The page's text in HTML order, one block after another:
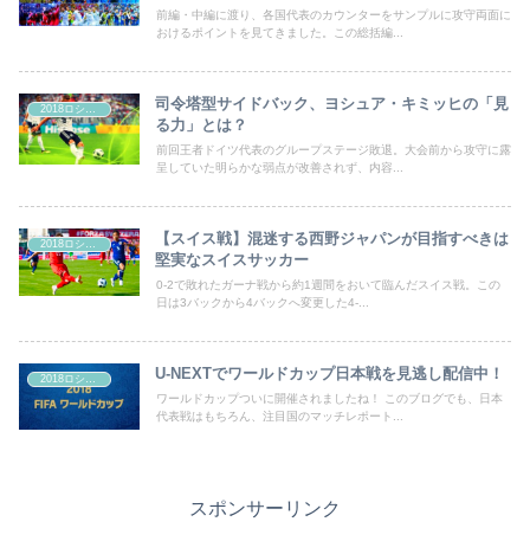
前編・中編に渡り、各国代表のカウンターをサンプルに攻守両面に
おけるポイントを見てきました。この総括編...
司令塔型サイドバック、ヨシュア・キミッヒの「見
る力」とは？
前回王者ドイツ代表のグループステージ敗退。大会前から攻守に露
呈していた明らかな弱点が改善されず、内容...
【スイス戦】混迷する西野ジャパンが目指すべきは
堅実なスイスサッカー
0-2で敗れたガーナ戦から約1週間をおいて臨んだスイス戦。この
日は3バックから4バックへ変更した4-...
U-NEXTでワールドカップ日本戦を見逃し配信中！
ワールドカップついに開催されましたね！ このブログでも、日本
代表戦はもちろん、注目国のマッチレポート...
スポンサーリンク